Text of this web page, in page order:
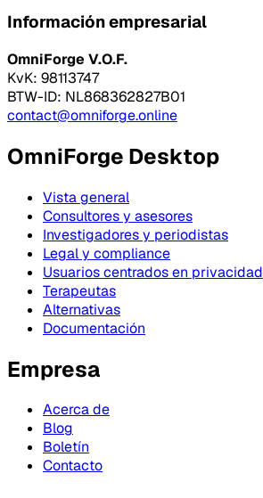
Información empresarial
OmniForge V.O.F.
KvK: 98113747
BTW-ID: NL868362827B01
contact@omniforge.online
OmniForge Desktop
Vista general
Consultores y asesores
Investigadores y periodistas
Legal y compliance
Usuarios centrados en privacidad
Terapeutas
Alternativas
Documentación
Empresa
Acerca de
Blog
Boletín
Contacto